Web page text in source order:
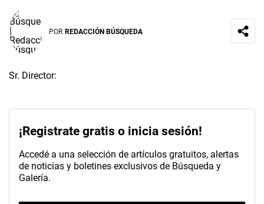
POR REDACCIÓN BÚSQUEDA
Sr. Director:
¡Registrate gratis o inicia sesión!
Accedé a una selección de artículos gratuitos, alertas
de noticias y boletines exclusivos de Búsqueda y
Galería.